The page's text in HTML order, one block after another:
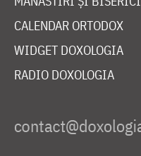
CALENDAR ORTODOX
WIDGET DOXOLOGIA
RADIO DOXOLOGIA